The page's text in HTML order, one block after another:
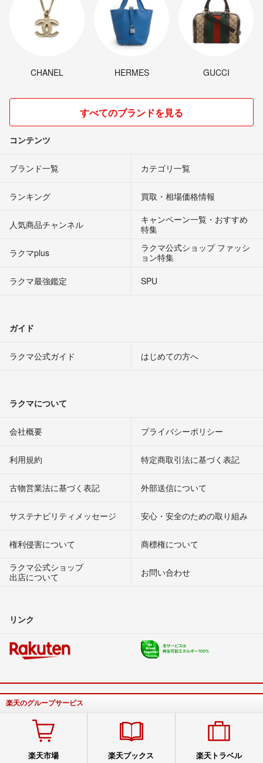
CHANEL HERMES GUCCI
すべてのブランドを見る
コンテンツ
ブランド一覧 カテゴリ一覧
ランキング 買取・相場価格情報
人気商品チャンネル
キャンペーン一覧・おすすめ
特集
ラクマplus
ラクマ公式ショップ ファッシ
ョン特集
ラクマ最強鑑定
SPU
ガイド
ラクマ公式ガイド はじめての方へ
ラクマについて
会社概要 プライバシーポリシー
利用規約 特定商取引法に基づく表記
古物営業法に基づく表記 外部送信について
サステナビリティメッセージ 安心・安全のための取り組み
権利侵害について
商標権について
ラクマ公式ショップ
出店について
お問い合わせ
リンク
楽天のグループサービス
楽天市場 楽天ブックス 楽天トラベル